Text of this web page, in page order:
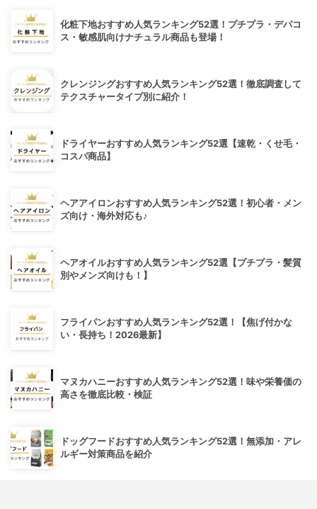
化粧下地おすすめ人気ランキング52選！プチプラ・デパコ
ス・敏感肌向けナチュラル商品も登場！
クレンジングおすすめ人気ランキング52選！徹底調査して
テクスチャータイプ別に紹介！
ドライヤーおすすめ人気ランキング52選【速乾・くせ毛・
コスパ商品】
ヘアアイロンおすすめ人気ランキング52選！初心者・メン
ズ向け・海外対応も♪
ヘアオイルおすすめ人気ランキング52選【プチプラ・髪質
別やメンズ向けも！】
フライパンおすすめ人気ランキング52選！【焦げ付かな
い・長持ち！2026最新】
マヌカハニーおすすめ人気ランキング52選！味や栄養価の
高さを徹底比較・検証
ドッグフードおすすめ人気ランキング52選！無添加・アレ
ルギー対策商品を紹介